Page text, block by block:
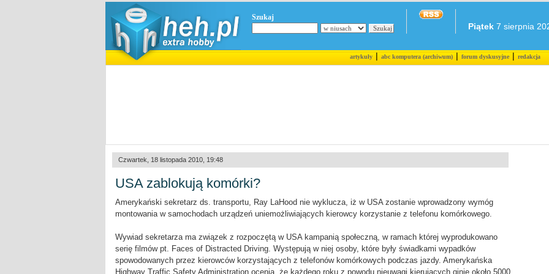
Szukaj
Piątek 7 sierpnia
artykuły|abc komputera (archiwum)|forum dyskusyjne|redakcja
Czwartek, 18 listopada 2010, 19:48
USA zablokują komórki?
Amerykański sekretarz ds. transportu, Ray LaHood nie wyklucza, iż w USA zostanie wprowadzony wymóg
montowania w samochodach urządzeń uniemożliwiających kierowcy korzystanie z telefonu komórkowego.
Wywiad sekretarza ma związek z rozpoczętą w USA kampanią społeczną, w ramach której wyprodukowano
serię filmów pt. Faces of Distracted Driving. Występują w niej osoby, które były świadkami wypadków
spowodowanych przez kierowców korzystających z telefonów komórkowych podczas jazdy. Amerykańska
Highway Traffic Safety Administration ocenia, że każdego roku z powodu nieuwagi kierujących ginie około 5000